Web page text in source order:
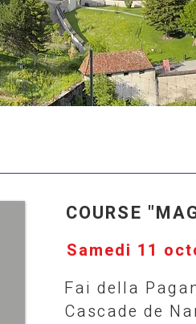
COURSE
Samedi 11
Fai della
Cascade de